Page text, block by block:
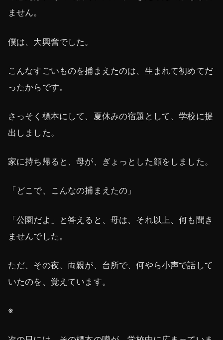
ません。
僕は、大興奮でした。
こんなすごいものを捕まえたのは、生まれて初めてだ
ったからです。
さっそく標本にして、夏休みの宿題として、学校に提
出しました。
家に持ち帰ると、母が、ぎょっとした顔をしました。
「どこで、こんなの捕まえたの」
「公園だよ」と答えると、母は、それ以上、何も聞き
ませんでした。
ただ、その夜、両親が、台所で、何やら小声で話して
いたのを、覚えています。
※